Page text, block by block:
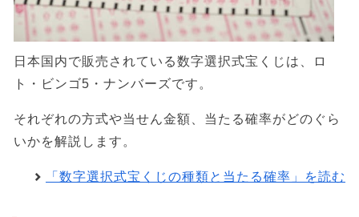
日本国内で販売されている数字選択式宝くじは、ロ
ト・ビンゴ5・ナンバーズです。
それぞれの方式や当せん金額、当たる確率がどのぐら
いかを解説します。
「数字選択式宝くじの種類と当たる確率」を読む